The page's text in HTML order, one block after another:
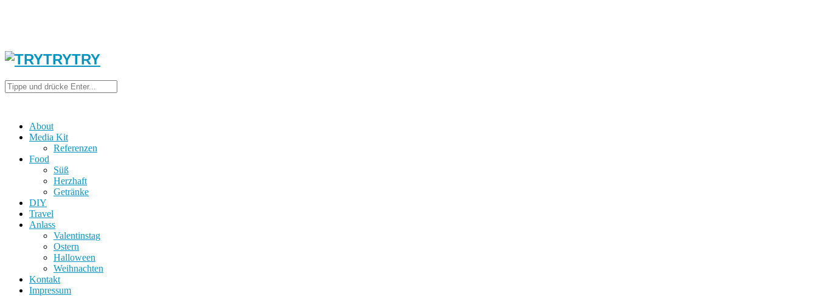
About
Media Kit
Referenzen
Food
Süß
Herzhaft
Getränke
DIY
Travel
Anlass
Valentinstag
Ostern
Halloween
Weihnachten
Kontakt
Impressum